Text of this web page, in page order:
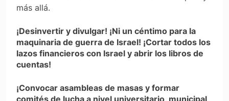
más allá.
¡Desinvertir y divulgar! ¡Ni un céntimo para la
maquinaria de guerra de Israel! ¡Cortar todos los
lazos financieros con Israel y abrir los libros de
cuentas!
¡Convocar asambleas de masas y formar